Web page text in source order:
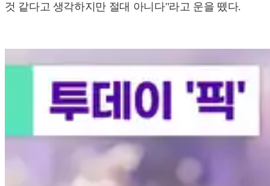
것 같다고 생각하지만 절대 아니다"라고 운을 뗐다.